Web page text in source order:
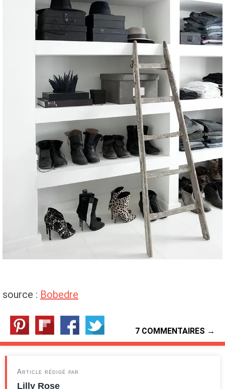
source : Bobedre
7 COMMENTAIRES →
Article rédigé par
Lilly Rose